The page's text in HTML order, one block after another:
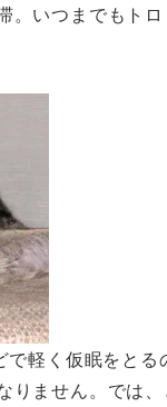
。いつまでもト
軽く仮眠をと
りません。では